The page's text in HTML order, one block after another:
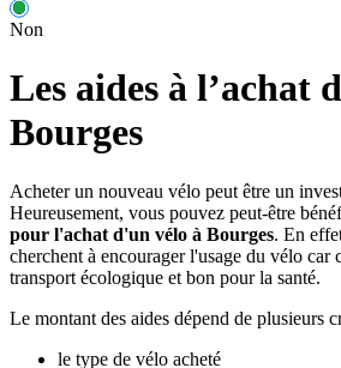
Non
Les aides à l’achat
Bourges
Acheter un nouveau vélo peut être un
Heureusement, vous pouvez peut-être
pour l'achat d'un vélo à Bourges. En
cherchent à encourager l'usage du vélo car
transport écologique et bon pour la santé.
Le montant des aides dépend de plusieurs
le type de vélo acheté